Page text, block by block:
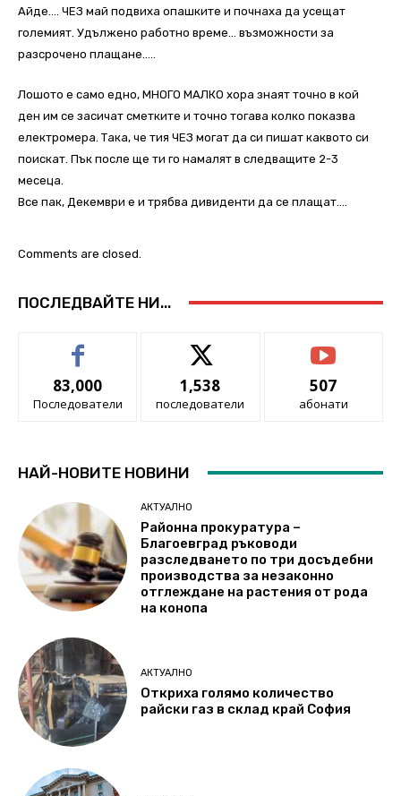
Aйде…. ЧЕЗ май подвиха опашките и почнаха да усещат
големият. Удължено работно време… възможности за
разсрочено плащане…..
Лошото е само едно, МНОГО МАЛКО хора знаят точно в кой
ден им се засичат сметките и точно тогава колко показва
електромера. Така, че тия ЧЕЗ могат да си пишат каквото си
поискат. Пък после ще ти го намалят в следващите 2-3
месеца.
Все пак, Декември е и трябва дивиденти да се плащат….
Comments are closed.
ПОСЛЕДВАЙТЕ НИ...
83,000
Последователи
1,538
последователи
507
абонати
НАЙ-НОВИТЕ НОВИНИ
АКТУАЛНО
Районна прокуратура –
Благоевград ръководи
разследването по три досъдебни
производства за незаконно
отглеждане на растения от рода
на конопа
АКТУАЛНО
Откриха голямо количество
райски газ в склад край София